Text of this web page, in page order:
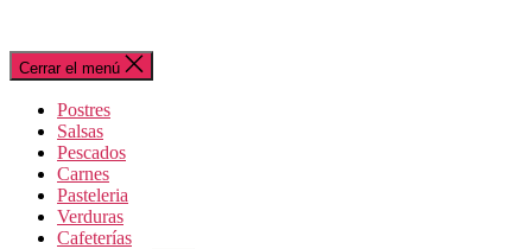
Cerrar el menú
Postres
Salsas
Pescados
Carnes
Pasteleria
Verduras
Cafeterías